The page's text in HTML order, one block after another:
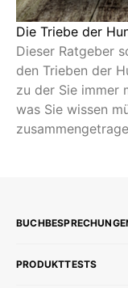
Die Triebe der
Dieser Ratgeber
den Trieben der
zu der Sie immer
was Sie wissen
PRODUKTTESTS